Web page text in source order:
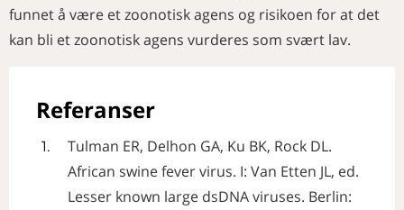
funnet å være et zoonotisk agens og risikoen for at det
kan bli et zoonotisk agens vurderes som svært lav.
Referanser
Tulman ER, Delhon GA, Ku BK, Rock DL.
African swine fever virus. I: Van Etten JL, ed.
Lesser known large dsDNA viruses. Berlin: